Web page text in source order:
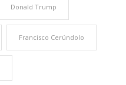
Donald Trump
Francisco Cerúndolo